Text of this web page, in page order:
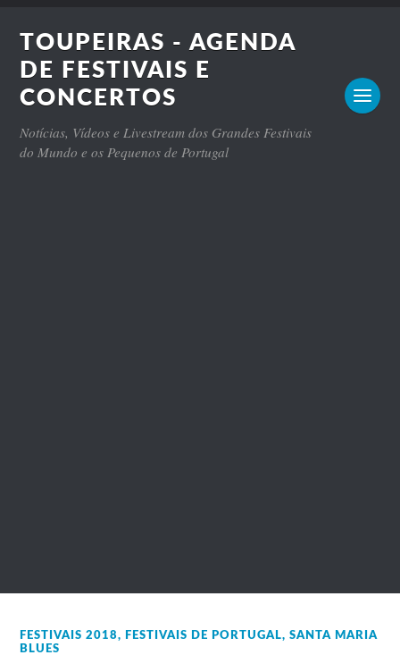
TOUPEIRAS - AGENDA
DE FESTIVAIS E
CONCERTOS
Notícias, Vídeos e Livestream dos Grandes Festivais
do Mundo e os Pequenos de Portugal
FESTIVAIS 2018, FESTIVAIS DE PORTUGAL,SANTA MARIA
BLUES